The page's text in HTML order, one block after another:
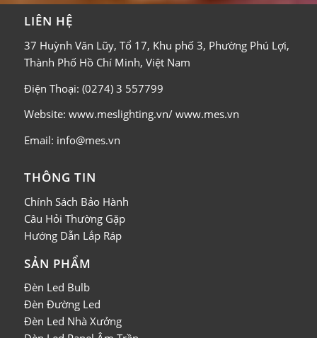
LIÊN HỆ
37 Huỳnh Văn Lũy, Tổ 17, Khu phố 3, Phường Phú Lợi,
Thành Phố Hồ Chí Minh, Việt Nam
Điện Thoại: (0274) 3 557799
Website: www.meslighting.vn/ www.mes.vn
Email: info@mes.vn
THÔNG TIN
Chính Sách Bảo Hành
Câu Hỏi Thường Gặp
Hướng Dẫn Lắp Ráp
SẢN PHẨM
Đèn Led Bulb
Đèn Đường Led
Đèn Led Nhà Xưởng